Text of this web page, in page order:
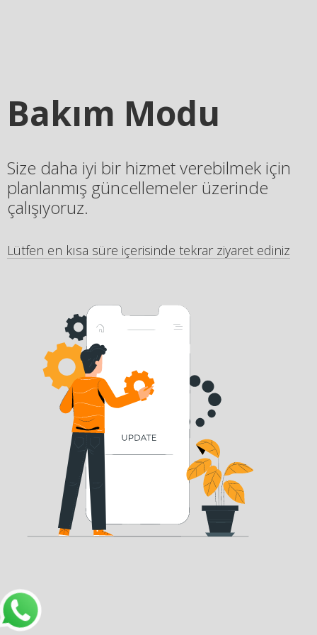
Bakım Modu
Size daha iyi bir hizmet verebilmek için
planlanmış güncellemeler üzerinde
çalışıyoruz.
Lütfen en kısa süre içerisinde tekrar ziyaret ediniz